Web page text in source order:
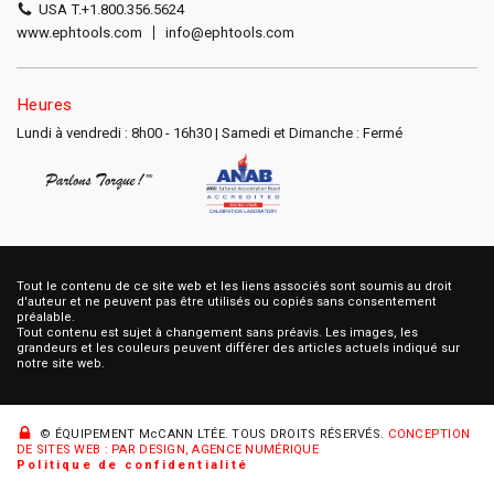
USA T.+1.800.356.5624
www.ephtools.com
info@ephtools.com
Heures
Lundi à vendredi : 8h00 - 16h30 | Samedi et Dimanche : Fermé
Tout le contenu de ce site web et les liens associés sont soumis au droit
d'auteur et ne peuvent pas être utilisés ou copiés sans consentement
préalable.
Tout contenu est sujet à changement sans préavis. Les images, les
grandeurs et les couleurs peuvent différer des articles actuels indiqué sur
notre site web.
© ÉQUIPEMENT McCANN LTÉE.TOUS DROITS RÉSERVÉS. CONCEPTION
DE SITES WEB : PAR DESIGN, AGENCE NUMÉRIQUE
Politique de confidentialité